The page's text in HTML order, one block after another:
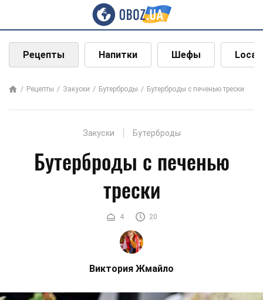
Рецепты Напитки Шефы Local
Рецепты Закуски Бутерброды Бутерброды с печенью трески
Закуски Бутерброды
Бутерброды с печенью
трески
4 20
Виктория Жмайло